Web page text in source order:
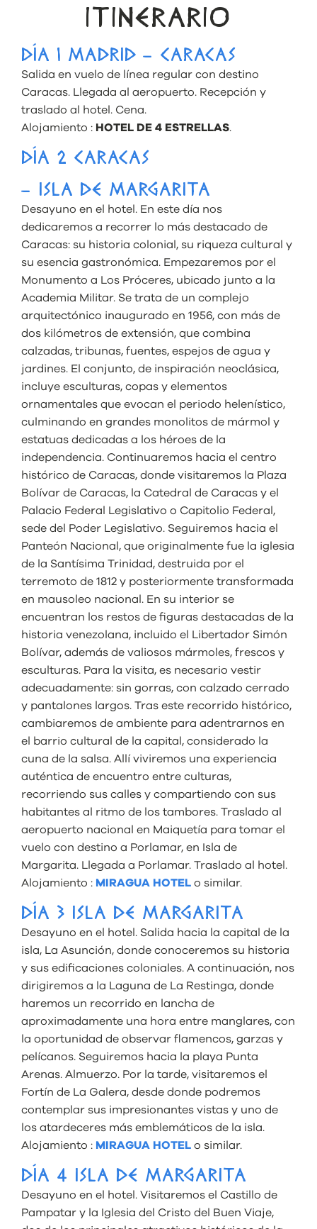
ITINERARIO
DÍA 1 MADRID – CARACAS
Salida en vuelo de línea regular con destino
Caracas. Llegada al aeropuerto. Recepción y
traslado al hotel. Cena.
Alojamiento : HOTEL DE 4 ESTRELLAS.
DÍA 2 CARACAS
– ISLA DE MARGARITA
Desayuno en el hotel. En este día nos
dedicaremos a recorrer lo más destacado de
Caracas: su historia colonial, su riqueza cultural y
su esencia gastronómica. Empezaremos por el
Monumento a Los Próceres, ubicado junto a la
Academia Militar. Se trata de un complejo
arquitectónico inaugurado en 1956, con más de
dos kilómetros de extensión, que combina
calzadas, tribunas, fuentes, espejos de agua y
jardines. El conjunto, de inspiración neoclásica,
incluye esculturas, copas y elementos
ornamentales que evocan el periodo helenístico,
culminando en grandes monolitos de mármol y
estatuas dedicadas a los héroes de la
independencia. Continuaremos hacia el centro
histórico de Caracas, donde visitaremos la Plaza
Bolívar de Caracas, la Catedral de Caracas y el
Palacio Federal Legislativo o Capitolio Federal,
sede del Poder Legislativo. Seguiremos hacia el
Panteón Nacional, que originalmente fue la iglesia
de la Santísima Trinidad, destruida por el
terremoto de 1812 y posteriormente transformada
en mausoleo nacional. En su interior se
encuentran los restos de figuras destacadas de la
historia venezolana, incluido el Libertador Simón
Bolívar, además de valiosos mármoles, frescos y
esculturas. Para la visita, es necesario vestir
adecuadamente: sin gorras, con calzado cerrado
y pantalones largos. Tras este recorrido histórico,
cambiaremos de ambiente para adentrarnos en
el barrio cultural de la capital, considerado la
cuna de la salsa. Allí viviremos una experiencia
auténtica de encuentro entre culturas,
recorriendo sus calles y compartiendo con sus
habitantes al ritmo de los tambores. Traslado al
aeropuerto nacional en Maiquetía para tomar el
vuelo con destino a Porlamar, en Isla de
Margarita. Llegada a Porlamar. Traslado al hotel.
Alojamiento : MIRAGUA HOTEL o similar.
DÍA 3 ISLA DE MARGARITA
Desayuno en el hotel. Salida hacia la capital de la
isla, La Asunción, donde conoceremos su historia
y sus edificaciones coloniales. A continuación, nos
dirigiremos a la Laguna de La Restinga, donde
haremos un recorrido en lancha de
aproximadamente una hora entre manglares, con
la oportunidad de observar flamencos, garzas y
pelícanos. Seguiremos hacia la playa Punta
Arenas. Almuerzo. Por la tarde, visitaremos el
Fortín de La Galera, desde donde podremos
contemplar sus impresionantes vistas y uno de
los atardeceres más emblemáticos de la isla.
Alojamiento : MIRAGUA HOTEL o similar.
DÍA 4 ISLA DE MARGARITA
Desayuno en el hotel. Visitaremos el Castillo de
Pampatar y la Iglesia del Cristo del Buen Viaje,